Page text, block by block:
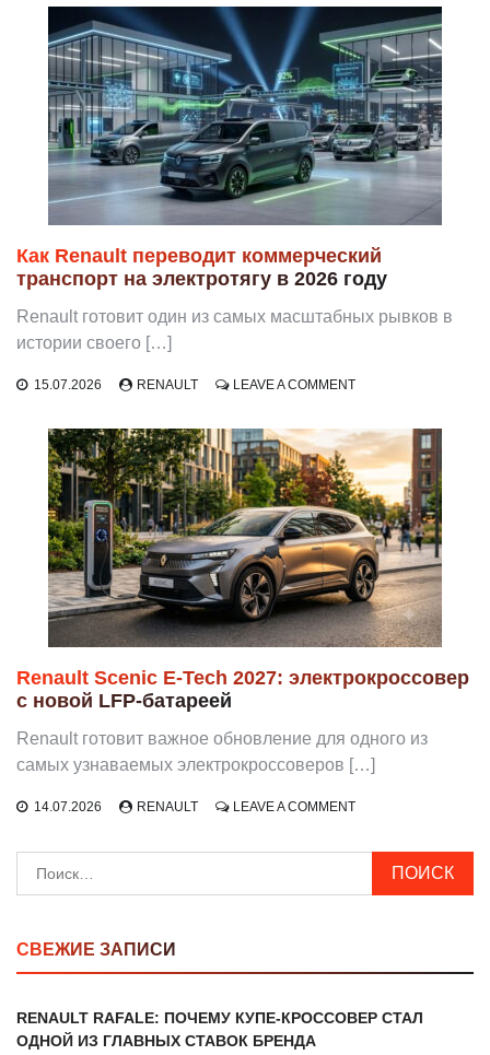
RENAULT:
ЧТО
ГОТОВИТ
БРЕНД
ДЛЯ
ЕВРОПЫ
И
РАЗВИВАЮЩИХСЯ
РЫНКОВ
Как Renault переводит коммерческий
транспорт на электротягу в 2026 году
Renault готовит один из самых масштабных рывков в
истории своего […]
15.07.2026 RENAULT LEAVE A COMMENTON
ПЕРЕВОДИТ
КОММЕРЧЕСКИЙ
ТРАНСПОРТ
НА
ЭЛЕКТРОТЯГУ
В
2026
ГОДУ
Renault Scenic E-Tech 2027: электрокроссовер
с новой LFP-батареей
Renault готовит важное обновление для одного из
самых узнаваемых электрокроссоверов […]
14.07.2026 RENAULT LEAVE A COMMENTON
СВЕЖИЕ ЗАПИСИ
RENAULT RAFALE: ПОЧЕМУ КУПЕ-КРОССОВЕР СТАЛ
ОДНОЙ ИЗ ГЛАВНЫХ СТАВОК БРЕНДА